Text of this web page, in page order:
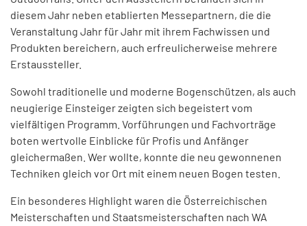
diesem Jahr neben etablierten Messepartnern, die die
Veranstaltung Jahr für Jahr mit ihrem Fachwissen und
Produkten bereichern, auch erfreulicherweise mehrere
Erstaussteller.
Sowohl traditionelle und moderne Bogenschützen, als auch
neugierige Einsteiger zeigten sich begeistert vom
vielfältigen Programm. Vorführungen und Fachvorträge
boten wertvolle Einblicke für Profis und Anfänger
gleichermaßen. Wer wollte, konnte die neu gewonnenen
Techniken gleich vor Ort mit einem neuen Bogen testen.
Ein besonderes Highlight waren die Österreichischen
Meisterschaften und Staatsmeisterschaften nach WA